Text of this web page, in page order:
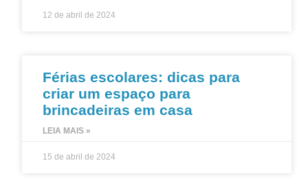
12 de abril de 2024
Férias escolares: dicas para
criar um espaço para
brincadeiras em casa
LEIA MAIS »
15 de abril de 2024